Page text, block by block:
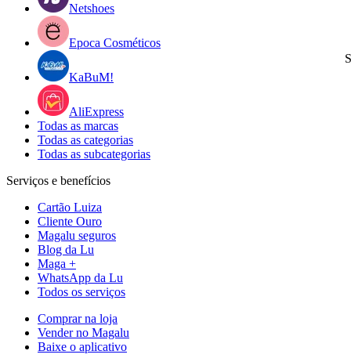
Netshoes
Epoca Cosméticos
KaBuM!
AliExpress
Todas as marcas
Todas as categorias
Todas as subcategorias
Serviços e benefícios
Cartão Luiza
Cliente Ouro
Magalu seguros
Blog da Lu
Maga +
WhatsApp da Lu
Todos os serviços
Comprar na loja
Vender no Magalu
Baixe o aplicativo